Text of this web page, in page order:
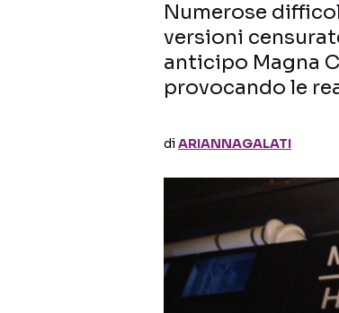
Numerose
versioni
anticipo Magna
provocando le
diARIANNAGALATI